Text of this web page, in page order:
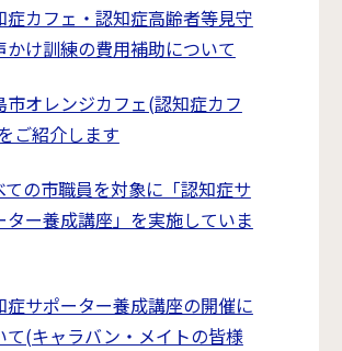
症カフェ・認知症高齢者等見守
かけ訓練の費用補助について
市オレンジカフェ(認知症カフ
ご紹介します
ての市職員を対象に「認知症サ
ター養成講座」を実施していま
症サポーター養成講座の開催に
て(キャラバン・メイトの皆様